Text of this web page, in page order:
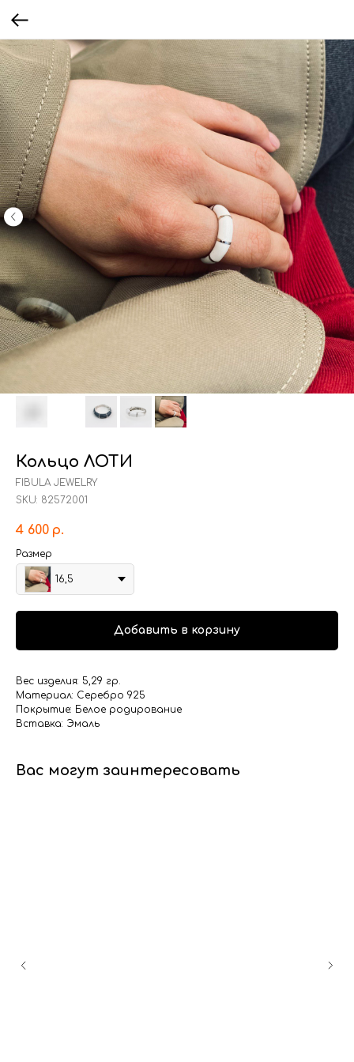
Кольцо ЛОТИ
FIBULA JEWELRY
SKU: 82572001
4 600 р.
Размер
16,5
Добавить в корзину
Вес изделия: 5,29 гр.
Материал: Серебро 925
Покрытие: Белое родирование
Вставка: Эмаль
Вас могут заинтересовать